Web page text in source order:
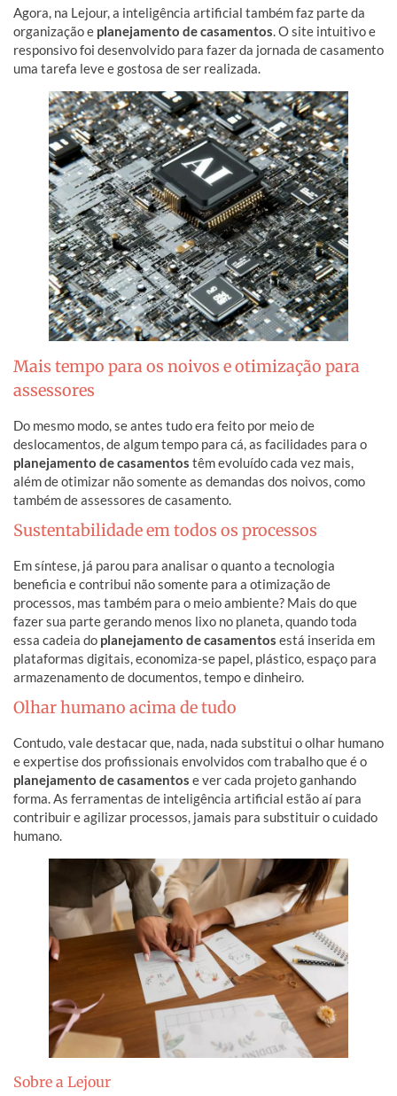
Agora, na Lejour, a inteligência artificial também faz parte da
organização e planejamento de casamentos. O site intuitivo e
responsivo foi desenvolvido para fazer da jornada de casamento
uma tarefa leve e gostosa de ser realizada.
Mais tempo para os noivos e otimização para
assessores
Do mesmo modo, se antes tudo era feito por meio de
deslocamentos, de algum tempo para cá, as facilidades para o
planejamento de casamentos têm evoluído cada vez mais,
além de otimizar não somente as demandas dos noivos, como
também de assessores de casamento.
Sustentabilidade em todos os processos
Em síntese, já parou para analisar o quanto a tecnologia
beneficia e contribui não somente para a otimização de
processos, mas também para o meio ambiente? Mais do que
fazer sua parte gerando menos lixo no planeta, quando toda
essa cadeia do planejamento de casamentos está inserida em
plataformas digitais, economiza-se papel, plástico, espaço para
armazenamento de documentos, tempo e dinheiro.
Olhar humano acima de tudo
Contudo, vale destacar que, nada, nada substitui o olhar humano
e expertise dos profissionais envolvidos com trabalho que é o
planejamento de casamentos e ver cada projeto ganhando
forma. As ferramentas de inteligência artificial estão aí para
contribuir e agilizar processos, jamais para substituir o cuidado
humano.
Sobre a Lejour